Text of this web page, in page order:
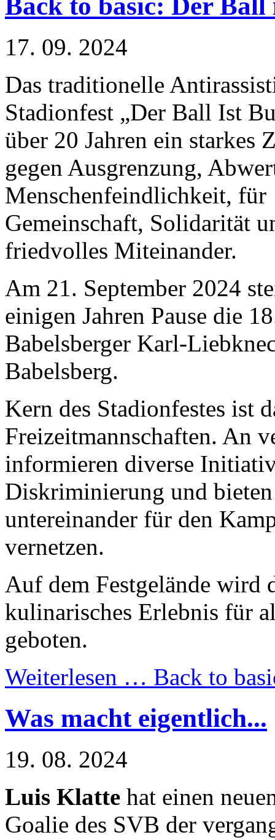
Back to basic: Der Ball
17. 09. 2024
Das traditionelle
Stadionfest „Der Ball Ist
über 20 Jahren ein starkes
gegen Ausgrenzung,
Menschenfeindlichkeit, für
Gemeinschaft, Solidarität
friedvolles Miteinander.
Am 21. September 2024
einigen Jahren Pause die
Babelsberger Karl-
Babelsberg.
Kern des Stadionfestes ist
Freizeitmannschaften. An
informieren diverse
Diskriminierung und
untereinander für den
vernetzen.
Auf dem Festgelände wird
kulinarisches Erlebnis für
geboten.
Weiterlesen … Back to
Was macht eigentlich...
19. 08. 2024
Luis Klatte hat einen
Goalie des SVB der